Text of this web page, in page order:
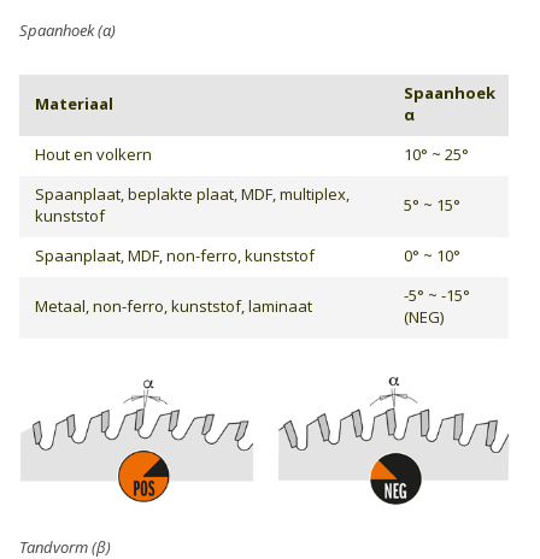
Spaanhoek (α)
Materiaal
Spaanhoek
α
Hout en volkern
10° ~ 25°
Spaanplaat, beplakte plaat, MDF, multiplex,
kunststof
5° ~ 15°
Spaanplaat, MDF, non-ferro, kunststof 0° ~ 10°
Metaal, non-ferro, kunststof, laminaat
-5° ~ -15°
(NEG)
Tandvorm (β)